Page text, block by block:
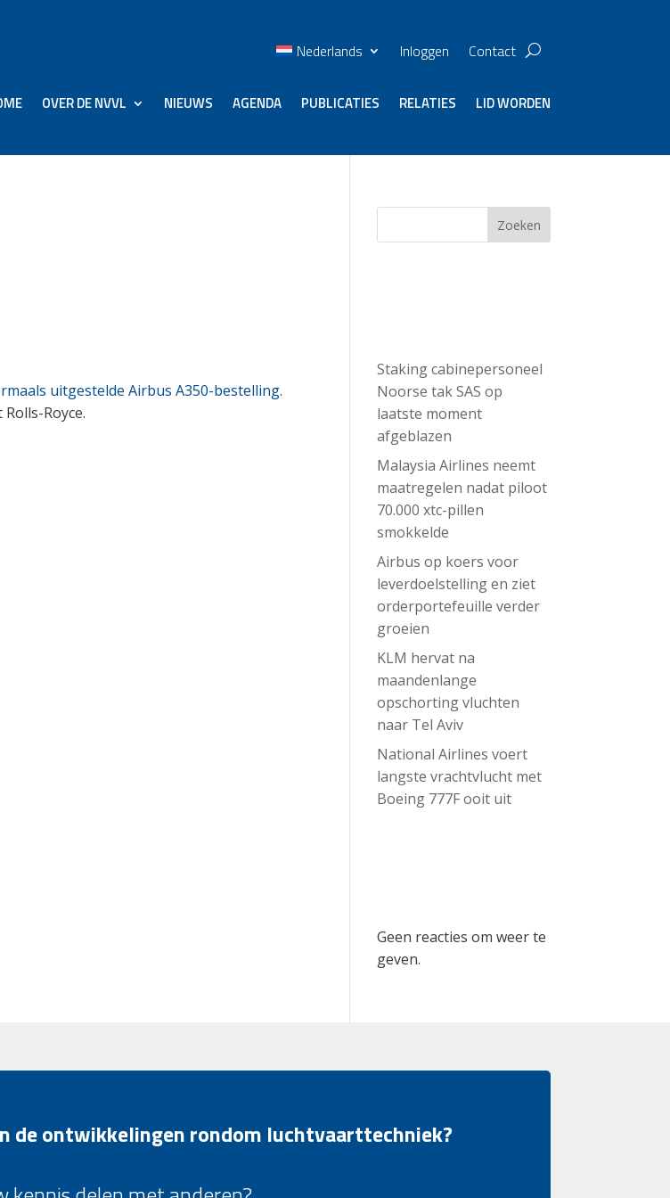
Nederlands Inloggen Contact
OVER DE NVVL NIEUWS AGENDA PUBLICATIES RELATIES LID WORDEN
uitgestelde Airbus A350-bestelling.
Royce.
Zoeken
Staking cabinepersoneel
Noorse tak SAS op
laatste moment
afgeblazen
Malaysia Airlines neemt
maatregelen nadat piloot
70.000 xtc-pillen
smokkelde
Airbus op koers voor
leverdoelstelling en ziet
orderportefeuille verder
groeien
KLM hervat na
maandenlange
opschorting vluchten
naar Tel Aviv
National Airlines voert
langste vrachtvlucht met
Boeing 777F ooit uit
Geen reacties om weer te
geven.
de ontwikkelingen rondom luchtvaarttechniek?